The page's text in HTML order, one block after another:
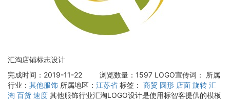
汇淘店铺标志设计
完成时间：2019-11-22
浏览数量：1597 LOGO宣传词：
所属
行业： 其他服饰 所属地区： 江苏省 标签： 商贸 圆形 店面 旋转 汇
淘 百货 速度 其他服饰行业汇淘LOGO设计是使用标智客提供的模板